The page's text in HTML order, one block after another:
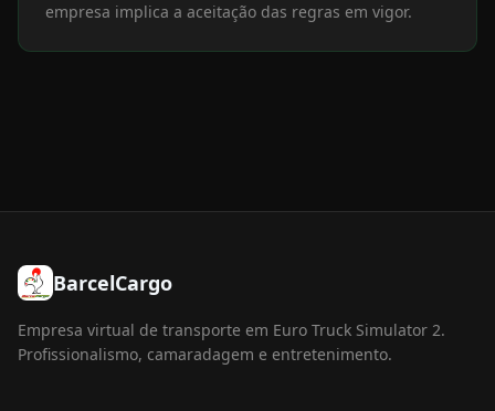
empresa implica a aceitação das regras em vigor.
BarcelCargo
Empresa virtual de transporte em Euro Truck Simulator 2.
Profissionalismo, camaradagem e entretenimento.